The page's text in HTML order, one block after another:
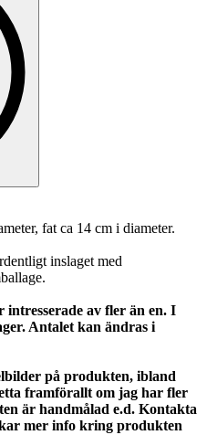
fat ca 14 cm i diameter.
inslaget med
intresserade av fler än en. I
Antalet kan ändras i
på produkten, ibland
framförallt om jag har fler
är handmålad e.d. Kontakta
mer info kring produkten